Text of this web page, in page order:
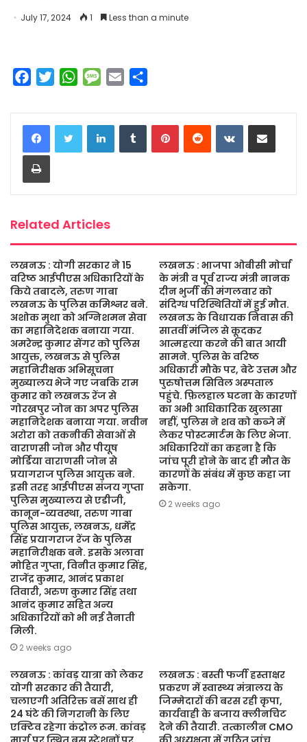
July 17, 2024 1 Less than a minute
c
e
b
o
o
i
t
t
W
a
t
s
M
s
s
a
a
i
a
r
e
LinkedInTumblrPinterestReddit VKontakteShare via Email
Print
Related Articles
लखनऊ : योगी सरकार ने 15
वरिष्ठ आईपीएस अधिकारियों के
किये तबादले, तरुण गाबा
लखनऊ के पुलिस कमिश्नर बने.
अशोक मुथा को अग्निशमन सेवा
का महानिदेशक बनाया गया.
अमरेन्द्र कुमार सेंगर को पुलिस
आयुक्त, लखनऊ से पुलिस
महानिरीक्षक अभिसूचना
मुख्यालय भेजे गए जबकि राम
कुमार को लखनऊ रेंज से
गोरखपुर जोन का अपर पुलिस
महानिदेशक बनाया गया. नवीन
अरोरा को तकनीकी सेवाओं से
वाराणसी जोन और पीयूष
मोर्डिया वाराणसी जोन से
प्रयागराज पुलिस आयुक्त बने.
इसी तरह आईपीएस संजय गुप्ता
पुलिस मुख्यालय से एडीजी,
कानून-व्यवस्था, तरुण गाबा
पुलिस आयुक्त, लखनऊ, धर्मेंद्र
सिंह प्रयागराज रेंज के पुलिस
महानिरीक्षक बने. इसके अलावा
मोहित गुप्ता, विनीत कुमार सिंह,
राजेंद्र कुमार, आनंद प्रकाश
तिवारी, अरुण कुमार सिंह तथा
आनंद कुमार सहित अन्य
अधिकारियों को भी नई तैनाती
मिली.
2 weeks ago
लखनऊ : भाजपा ओबीसी मोर्चा
के मंत्री व पूर्व राज्य मंत्री नानक
दीन भुर्जी की मंगलवार को
संदिग्ध परिस्थितियों में हुई मौत.
लखनऊ के विधायक निवास की
सातवीं मंजिल से कूदकर
आत्महत्या करने की बात आयी
सामने. पुलिस के वरिष्ठ
अधिकारी मौके पर, बेटे उत्तम और
पुरुषोत्तम सिविल अस्पताल
पहुंचे. फ़िलहाल घटना के कारणों
का अभी आधिकारिक खुलासा
नहीं, पुलिस ने शव को कब्जे में
लेकर पोस्टमार्टम के लिए भेजा.
अधिकारियों का कहना है कि
जांच पूरी होने के बाद ही मौत के
कारणों के संबंध में कुछ कहा जा
सकेगा.
2 weeks ago
लखनऊ : कांवड़ यात्रा को लेकर
योगी सरकार की तैयारी,
चलाएगी अतिरिक्त बसें साथ ही
24 घंटे की निगरानी के लिए
एक्टिव रहेगा कंट्रोल रूम. कांवड़
लखनऊ : बस्ती फर्जी हस्ताक्षर
प्रकरण में स्वास्थ्य मंत्रालय के
जिम्मेदारों की बरस रही कृपा,
कार्यवाही के बजाय क्लीनचिट
देने की तैयारी. तत्कालीन CMO